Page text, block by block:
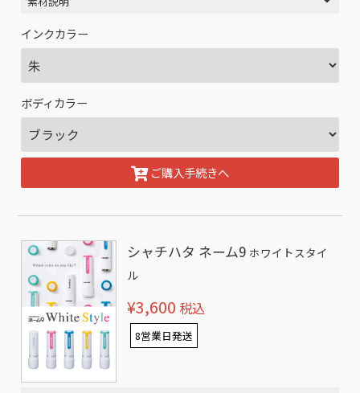
インクカラー
ボディカラー
ご購入手続きへ
シャチハタ ネーム9 ホワイトスタイ
ル
¥3,600 税込
8営業日発送